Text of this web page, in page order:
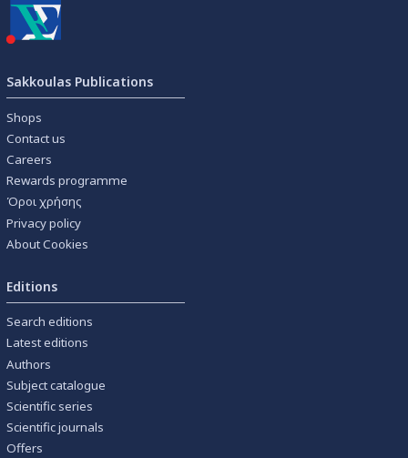
Sakkoulas Publications
Shops
Contact us
Careers
Rewards programme
Όροι χρήσης
Privacy policy
About Cookies
Editions
Search editions
Latest editions
Authors
Subject catalogue
Scientific series
Scientific journals
Offers